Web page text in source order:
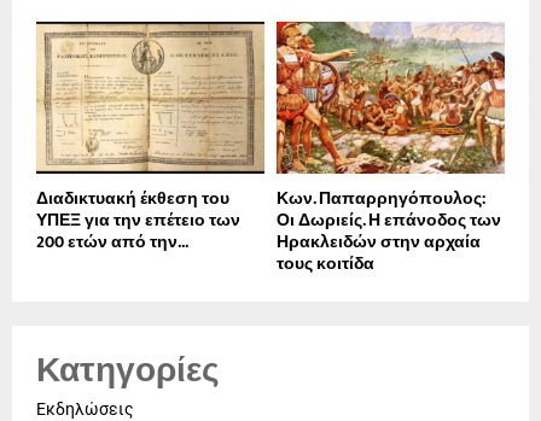
Διαδικτυακή έκθεση του
ΥΠΕΞ για την επέτειο των
200 ετών από την...
Κων. Παπαρρηγόπουλος:
Οι Δωριείς. Η επάνοδος των
Ηρακλειδών στην αρχαία
τους κοιτίδα
Κατηγορίες
Εκδηλώσεις